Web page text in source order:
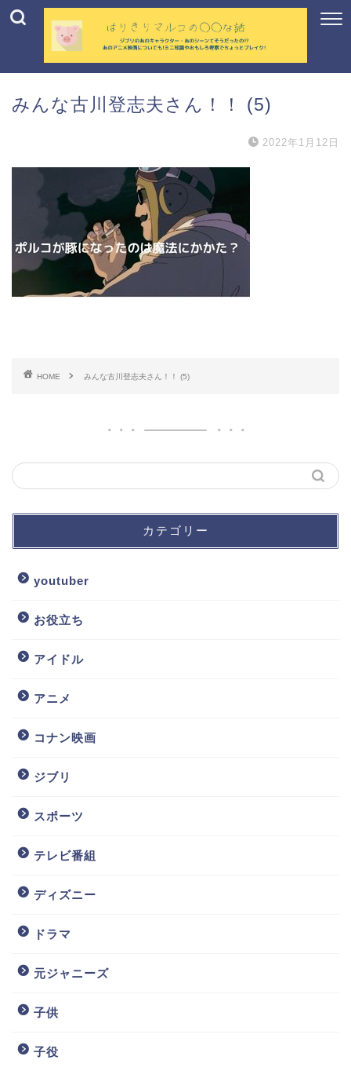
みんな古川登志夫さん！！ (5)
2022年1月12日
HOME みんな古川登志夫さん！！ (5)
カテゴリー
youtuber
お役立ち
アイドル
アニメ
コナン映画
ジブリ
スポーツ
テレビ番組
ディズニー
ドラマ
元ジャニーズ
子供
子役